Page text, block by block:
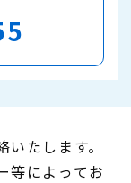
たします。
等によってお